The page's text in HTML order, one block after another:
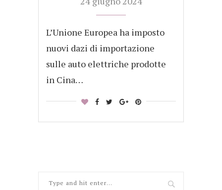
L’Unione Europea ha imposto
nuovi dazi di importazione
sulle auto elettriche prodotte
in Cina…